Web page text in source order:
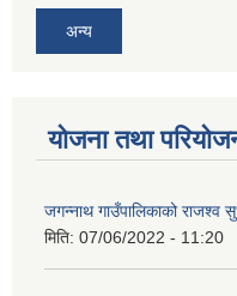
अन्य
योजना तथा
जगन्नाथ गाउँपालिकाको राजश्व
मिति: 07/06/2022 - 11:20